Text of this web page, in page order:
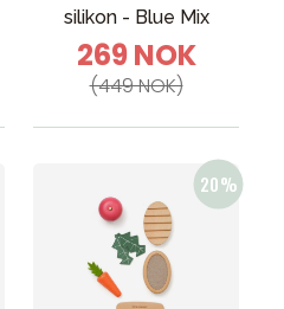
silikon - Blue Mix
269 NOK
(449 NOK)